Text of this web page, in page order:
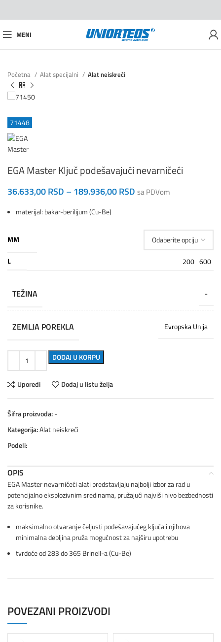
MENI
Početna Alat specijalni Alat neiskreći
71448
EGA Master Ključ podešavajući nevarničeći
36.633,00RSD –189.936,00RSD sa PDVom
materijal: bakar-berilijum (Cu-Be)
MM
L 200 600
TEŽINA -
ZEMLJA POREKLA Evropska Unija
DODAJ U KORPU
Uporedi Dodaj u listu želja
Šifra proizvoda:-
Kategorija:Alat neiskreći
Podeli:
OPIS
EGA Master nevarničeći alati predstavljaju najbolji izbor za rad u
potencijalno eksplozivnim sredinama, pružajući najviši nivo bezbednosti
za korisnike.
maksimalno otvaranje čeljusti podešavajućeg ključa i njihova
minimalna debljina pruža mogućnost za najširu upotrebu
tvrdoće od 283 do 365 Brinell-a (Cu-Be)
POVEZANI PROIZVODI